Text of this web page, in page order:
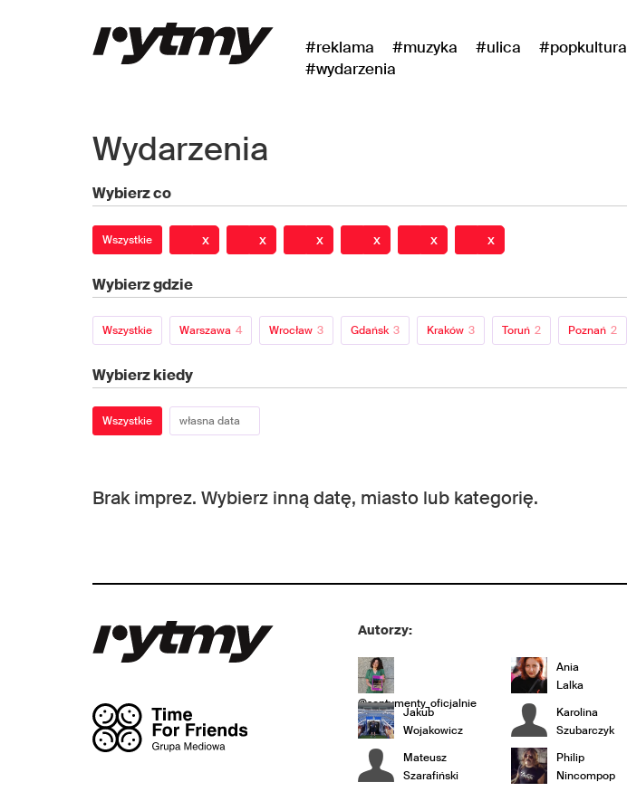
#reklama #muzyka #ulica
#popkultura
#wydarzenia
Wydarzenia
Wybierz co
Wszystkie x x x x x x
Wybierz gdzie
Wszystkie Warszawa 4 Wrocław 3 Gdańsk 3 Kraków 3 Toruń 2 Poznań 2
Wybierz kiedy
Wszystkie
Brak imprez. Wybierz inną datę, miasto lub kategorię.
Autorzy:
@sentymenty_oficjalnie
Ania
Lalka
Jakub
Wojakowicz
Karolina
Szubarczyk
Mateusz
Szarafiński
Philip
Nincompop